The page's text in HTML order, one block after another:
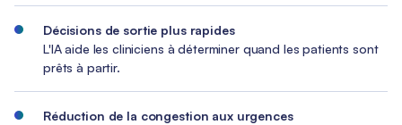
Décisions de sortie plus rapides
L'IA aide les cliniciens à déterminer quand les patients sont
prêts à partir.
Réduction de la congestion aux urgences